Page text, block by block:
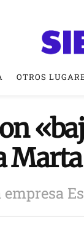
OTROS
Marta